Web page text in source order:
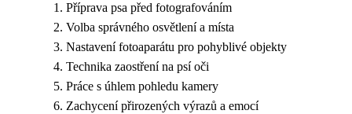
Příprava psa před fotografováním
Volba správného osvětlení a místa
Nastavení fotoaparátu pro pohyblivé objekty
Technika zaostření na psí oči
Práce s úhlem pohledu kamery
Zachycení přirozených výrazů a emocí